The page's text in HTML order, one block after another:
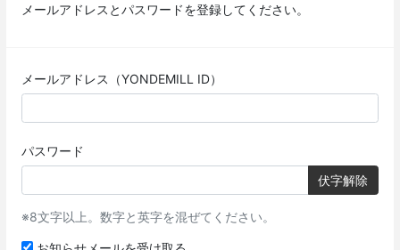
メールアドレスとパスワードを登録してください。
メールアドレス（YONDEMILL ID）
パスワード
伏字解除
※8文字以上。数字と英字を混ぜてください。